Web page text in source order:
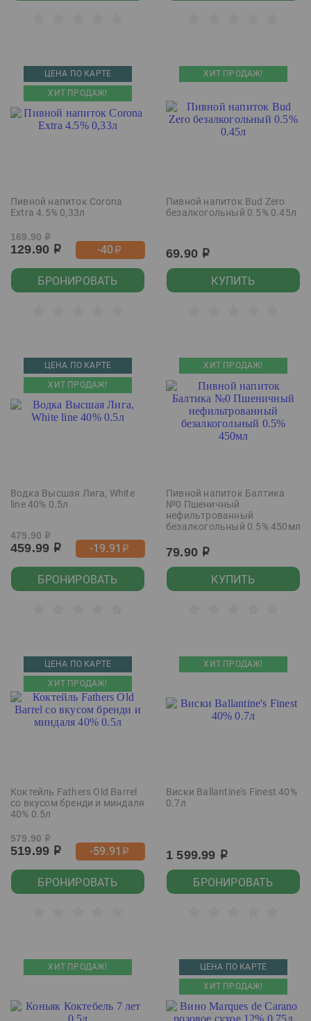
ЦЕНА ПО КАРТЕ
ХИТ ПРОДАЖ!
Пивной напиток Corona
Extra 4.5% 0,33л
169.90 р
129.90 р -40р
БРОНИРОВАТЬ
ХИТ ПРОДАЖ!
Пивной напиток Bud Zero
безалкогольный 0.5% 0.45л
69.90 р
КУПИТЬ
ЦЕНА ПО КАРТЕ
ХИТ ПРОДАЖ!
Водка Высшая Лига, White
line 40% 0.5л
479.90 р
459.99 р -19.91 р
БРОНИРОВАТЬ
ХИТ ПРОДАЖ!
Пивной напиток Балтика
№0 Пшеничный
нефильтрованный
безалкогольный 0.5% 450мл
79.90 р
КУПИТЬ
ЦЕНА ПО КАРТЕ
ХИТ ПРОДАЖ!
Коктейль Fathers Old Barrel
со вкусом бренди и миндаля
40% 0.5л
579.90 р
519.99 р -59.91 р
БРОНИРОВАТЬ
ХИТ ПРОДАЖ!
Виски Ballantine's Finest 40%
0.7л
1 599.99 р
БРОНИРОВАТЬ
ХИТ ПРОДАЖ!
ЦЕНА ПО КАРТЕ
ХИТ ПРОДАЖ!